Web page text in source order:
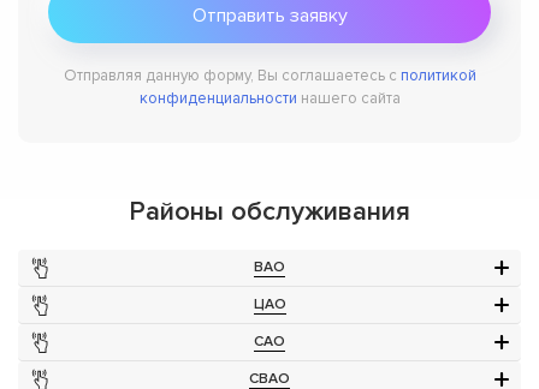
Отправляя данную форму, Вы соглашаетесь с политикой
конфиденциальности нашего сайта
Районы обслуживания
ВАО
ЦАО
САО
СВАО